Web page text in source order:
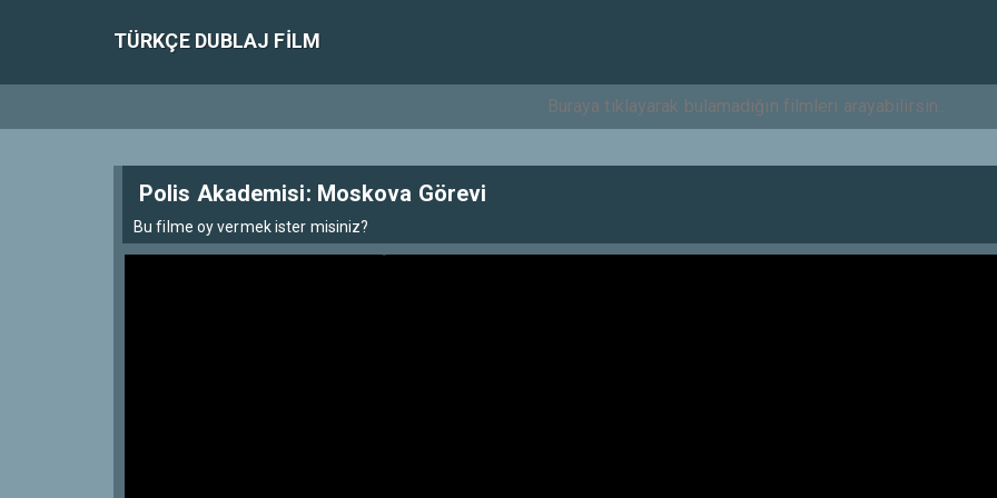
TÜRKÇE DUBLAJ FILM
Polis Akademisi: Moskova Görevi
Bu filme oy vermek ister misiniz?